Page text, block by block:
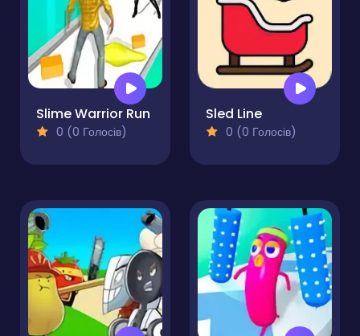
Slime Warrior Run
0 (0 Голосів)
Sled Line
0 (0 Голосів)